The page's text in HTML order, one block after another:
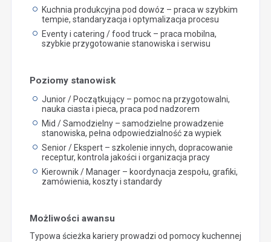
Kuchnia produkcyjna pod dowóz – praca w szybkim
tempie, standaryzacja i optymalizacja procesu
Eventy i catering / food truck – praca mobilna,
szybkie przygotowanie stanowiska i serwisu
Poziomy stanowisk
Junior / Początkujący – pomoc na przygotowalni,
nauka ciasta i pieca, praca pod nadzorem
Mid / Samodzielny – samodzielne prowadzenie
stanowiska, pełna odpowiedzialność za wypiek
Senior / Ekspert – szkolenie innych, dopracowanie
receptur, kontrola jakości i organizacja pracy
Kierownik / Manager – koordynacja zespołu, grafiki,
zamówienia, koszty i standardy
Możliwości awansu
Typowa ścieżka kariery prowadzi od pomocy kuchennej